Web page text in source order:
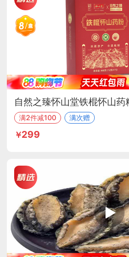
自然之臻怀山堂铁棍怀山药
满2件减100 满次赠
299